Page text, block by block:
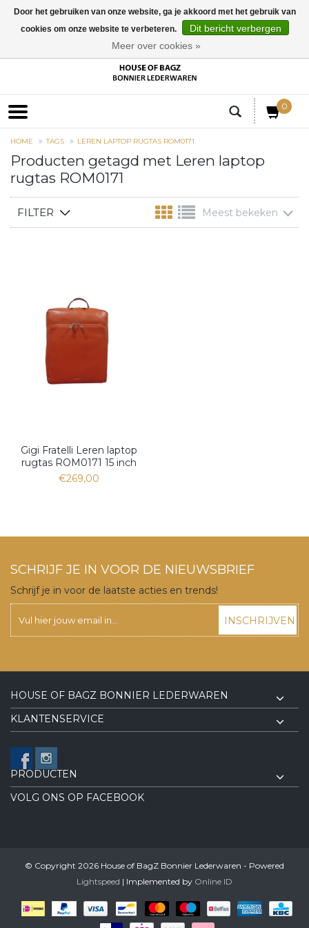
0
HOME TAGS LEREN LAPTOP RUGTAS ROM0171
Producten getagd met Leren laptop
rugtas ROM0171
FILTER Meest bekeken
Gigi Fratelli Leren laptop
rugtas ROM0171 15 inch
€269,00
SCHRIJF JE IN VOOR DE NIEUWSBRIEF
Schrijf je in voor de laatste acties en trends!
INSCHRIJVEN
HOUSE OF BAGZ BONNIER LEDERWAREN
KLANTENSERVICE
PRODUCTEN
VOLG ONS OP FACEBOOK
© Copyright 2026 House of BagZ Bonnier Lederwaren - Powered
Lightspeed | Implemented by Online ID
Door het gebruiken van onze website, ga je akkoord met het gebruik van
cookies om onze website te verbeteren.
Dit bericht verbergen
Meer over cookies »